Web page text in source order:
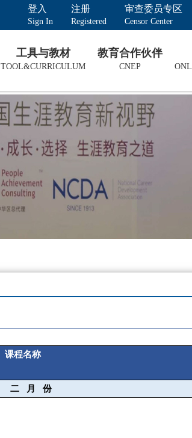
登入
Sign In
注册
Registered
审查委员专区
Censor Center
工具与教材
TOOL&CURRICULUM
教育合作伙伴
CNEP
课程名称
二 月 份